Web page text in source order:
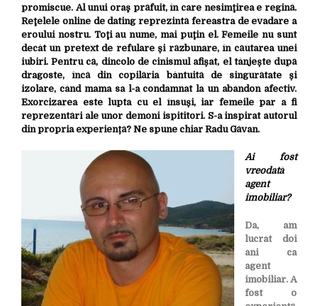
promiscue. Al unui oraş prăfuit, în care nesimţirea e regină.
Reţelele online de dating reprezintă fereastra de evadare a
eroului nostru. Toţi au nume, mai puţin el. Femeile nu sunt
decât un pretext de refulare și răzbunare, în căutarea unei
iubiri. Pentru că, dincolo de cinismul afișat, el tânjește după
dragoste, încă din copilăria bântuită de singurătate și
izolare, când mama sa l-a condamnat la un abandon afectiv.
Exorcizarea este lupta cu el însuși, iar femeile par a fi
reprezentări ale unor demoni ispititori. S-a inspirat autorul
din propria experiență? Ne spune chiar Radu Găvan.
Ai fost
vreodată
agent
imobiliar?
Da, am
lucrat doi
ani ca
agent
imobiliar. A
fost o